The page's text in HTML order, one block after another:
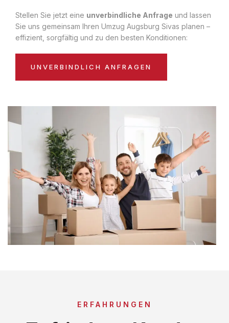
Stellen Sie jetzt eine unverbindliche Anfrage und lassen
Sie uns gemeinsam Ihren Umzug Augsburg Sivas planen –
effizient, sorgfältig und zu den besten Konditionen:
UNVERBINDLICH ANFRAGEN
ERFAHRUNGEN